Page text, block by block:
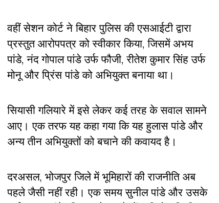
वहीं सेशन कोर्ट ने बिहार पुलिस की एसआईटी द्वारा
प्रस्तुत आरोपपत्र को स्वीकार किया, जिसमें अभय
पांडे, नंद गोपाल पांडे उर्फ फौजी, रीतेश कुमार सिंह उर्फ
मोनू और प्रिंस पांडे को अभियुक्त बनाया था।
सियासी गलियारे में इसे लेकर कई तरह के सवाल सामने
आए। एक तरफ यह कहा गया कि यह हुलास पांडे और
अन्य तीन अभियुक्तों को बचाने की कवायद है।
दरअसल, भोजपुर जिले में भूमिहारों की राजनीति अब
पहले जैसी नहीं रही। एक समय सुनील पांडे और उसके